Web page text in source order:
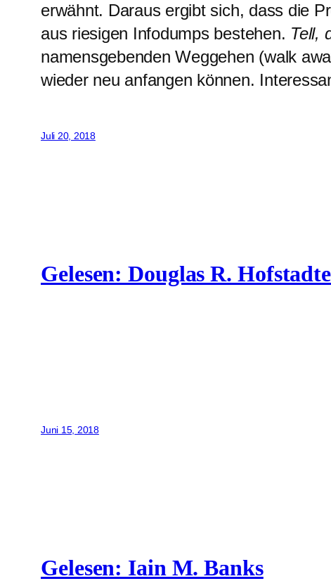
erwähnt. Daraus ergibt sich, dass die
aus riesigen Infodumps bestehen. Tell,
namensgebenden Weggehen (walk
wieder neu anfangen können.
Juli 20, 2018
Gelesen: Douglas R.
Juni 15, 2018
Gelesen: Iain M. Banks